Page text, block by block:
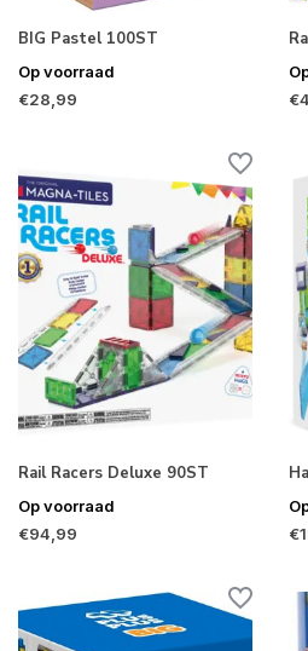
BIG Pastel 100ST
Op voorraad
€28,99
Rail Racers Deluxe 90ST
Op voorraad
€94,99